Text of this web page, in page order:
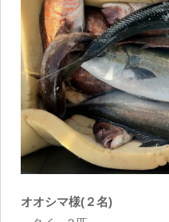
オオシマ様(２名)